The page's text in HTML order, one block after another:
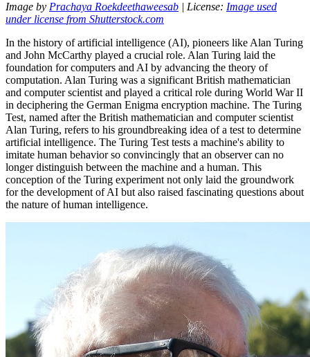
Image by Prachaya Roekdeethaweesab | License: Image used
under license from Shutterstock.com
In the history ofartificial intelligence (AI), pioneers like Alan Turing
and John McCarthy played a crucial role. Alan Turing laid the
foundation forcomputers and AI by advancing the theory of
computation. Alan Turing was a significant British mathematician
and computer scientist and played a critical role during World War II
in deciphering the German Enigma encryption machine. The Turing
Test, named after the British mathematician and computer scientist
Alan Turing, refers to his groundbreaking idea of a test to determine
artificial intelligence. The Turing Test tests a machine's ability to
imitate human behavior so convincingly that an observer can no
longer distinguish between the machine and a human. This
conception ofthe Turing experiment not only laid the groundwork
for the development ofAI but also raised fascinating questions about
the nature ofhuman intelligence.